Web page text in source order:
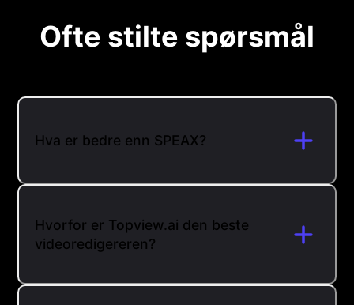
Ofte stilte spørsmål
Hva er bedre enn SPEAX?
Hvorfor er Topview.ai den beste
videoredigereren?